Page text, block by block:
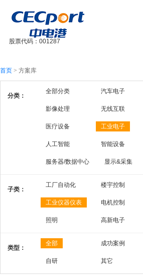
股票代码：001287
首页 > 方案库
分类：
全部分类 汽车电子
影像处理 无线互联
医疗设备 工业电子
人工智能 智能设备
服务器/数据中心 显示&采集
子类：
工厂自动化 楼宇控制
工业仪器仪表 电机控制
照明 高新电子
类型：
全部 成功案例
自研 其它